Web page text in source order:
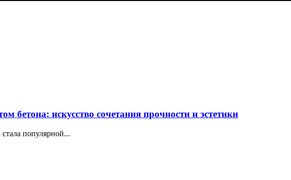
бетона: искусство сочетания прочности и эстетики
популярной...